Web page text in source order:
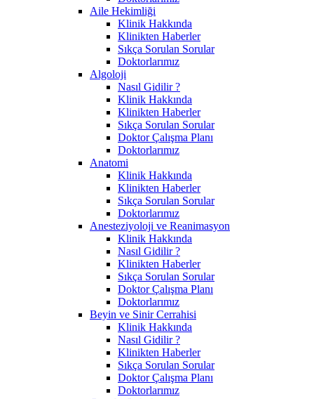
Aile Hekimliği
Klinik Hakkında
Klinikten Haberler
Sıkça Sorulan Sorular
Doktorlarımız
Algoloji
Nasıl Gidilir ?
Klinik Hakkında
Klinikten Haberler
Sıkça Sorulan Sorular
Doktor Çalışma Planı
Doktorlarımız
Anatomi
Klinik Hakkında
Klinikten Haberler
Sıkça Sorulan Sorular
Doktorlarımız
Anesteziyoloji ve Reanimasyon
Klinik Hakkında
Nasıl Gidilir ?
Klinikten Haberler
Sıkça Sorulan Sorular
Doktor Çalışma Planı
Doktorlarımız
Beyin ve Sinir Cerrahisi
Klinik Hakkında
Nasıl Gidilir ?
Klinikten Haberler
Sıkça Sorulan Sorular
Doktor Çalışma Planı
Doktorlarımız